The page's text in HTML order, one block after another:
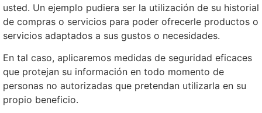
usted. Un ejemplo pudiera ser la utilización de su historial
de compras o servicios para poder ofrecerle productos o
servicios adaptados a sus gustos o necesidades.
En tal caso, aplicaremos medidas de seguridad eficaces
que protejan su información en todo momento de
personas no autorizadas que pretendan utilizarla en su
propio beneficio.